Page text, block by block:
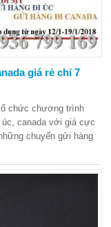
giá rẻ chỉ 7
chức chương trình
canada với giá cực
chuyến gửi hàng